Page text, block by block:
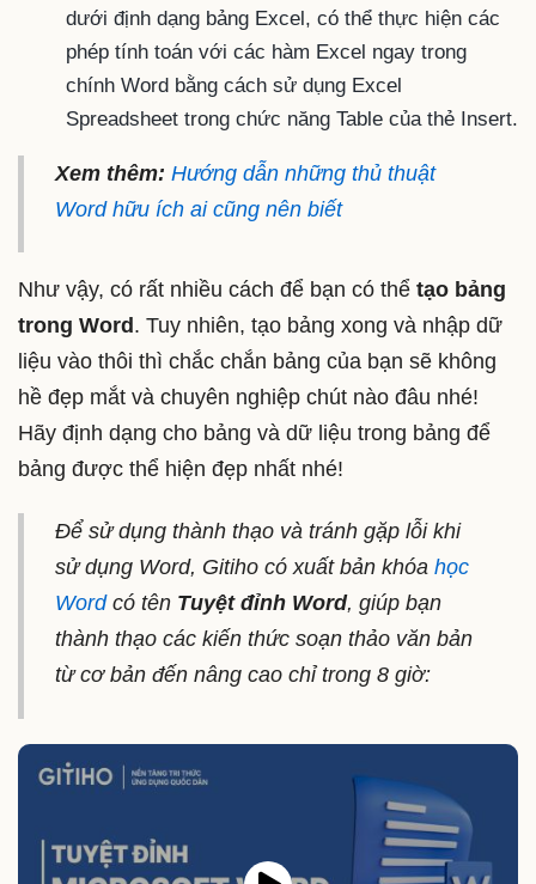
dưới định dạng bảng Excel, có thể thực hiện các
phép tính toán với các hàm Excel ngay trong
chính Word bằng cách sử dụng Excel
Spreadsheet trong chức năng Table của thẻ Insert.
Xem thêm: Hướng dẫn những thủ thuật
Word hữu ích ai cũng nên biết
Như vậy, có rất nhiều cách để bạn có thể tạo bảng
trong Word . Tuy nhiên, tạo bảng xong và nhập dữ
liệu vào thôi thì chắc chắn bảng của bạn sẽ không
hề đẹp mắt và chuyên nghiệp chút nào đâu nhé!
Hãy định dạng cho bảng và dữ liệu trong bảng để
bảng được thể hiện đẹp nhất nhé!
Để sử dụng thành thạo và tránh gặp lỗi khi
sử dụng Word, Gitiho có xuất bản khóa học
Wordcó tênTuyệt đỉnh Word, giúp bạn
thành thạo các kiến thức soạn thảo văn bản
từ cơ bản đến nâng cao chỉ trong 8 giờ: